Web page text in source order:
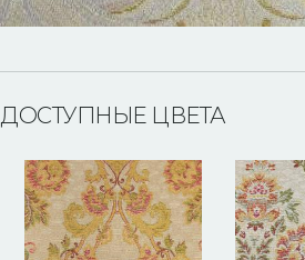
ДОСТУПНЫЕ ЦВЕТА